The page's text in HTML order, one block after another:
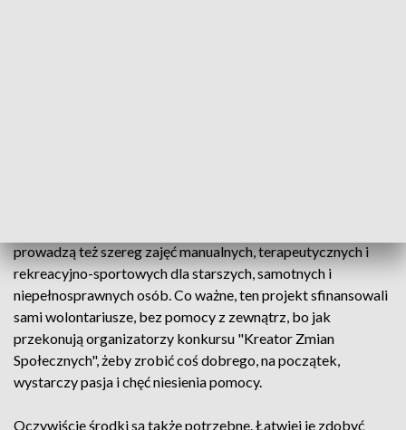
prowadzą też szereg zajęć manualnych, terapeutycznych i
rekreacyjno-sportowych dla starszych, samotnych i
niepełnosprawnych osób. Co ważne, ten projekt sfinansowali
sami wolontariusze, bez pomocy z zewnątrz, bo jak
przekonują organizatorzy konkursu "Kreator Zmian
Społecznych", żeby zrobić coś dobrego, na początek,
wystarczy pasja i chęć niesienia pomocy.
Oczywiście środki są także potrzebne. Łatwiej je zdobyć